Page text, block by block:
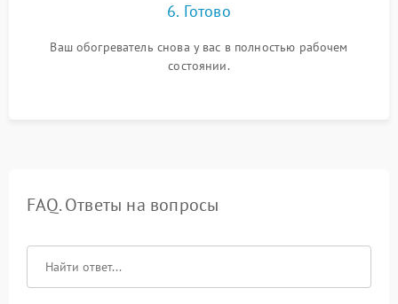
6. Готово
Ваш обогреватель снова у вас в полностью рабочем
состоянии.
FAQ. Ответы на вопросы